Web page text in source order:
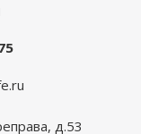
д.53